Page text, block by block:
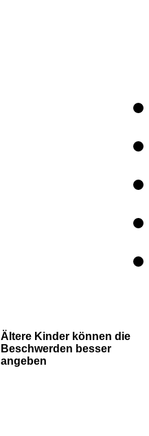
Ältere Kinder können die
Beschwerden besser
angeben